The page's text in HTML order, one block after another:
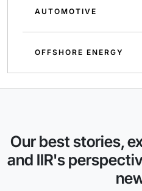
AUTOMOTIVE
OFFSHORE ENERGY
Our best stories,
and IIR's